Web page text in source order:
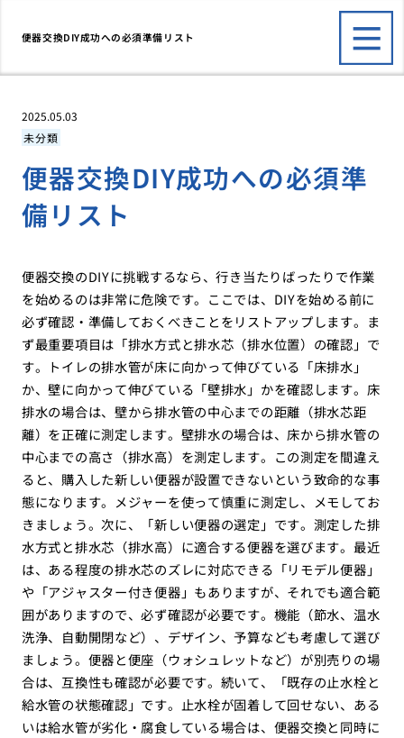
便器交換DIY成功への必須準備リスト
2025.05.03
未分類
便器交換DIY成功への必須準
備リスト
便器交換のDIYに挑戦するなら、行き当たりばったりで作業
を始めるのは非常に危険です。ここでは、DIYを始める前に
必ず確認・準備しておくべきことをリストアップします。ま
ず最重要項目は「排水方式と排水芯（排水位置）の確認」で
す。トイレの排水管が床に向かって伸びている「床排水」
か、壁に向かって伸びている「壁排水」かを確認します。床
排水の場合は、壁から排水管の中心までの距離（排水芯距
離）を正確に測定します。壁排水の場合は、床から排水管の
中心までの高さ（排水高）を測定します。この測定を間違え
ると、購入した新しい便器が設置できないという致命的な事
態になります。メジャーを使って慎重に測定し、メモしてお
きましょう。次に、「新しい便器の選定」です。測定した排
水方式と排水芯（排水高）に適合する便器を選びます。最近
は、ある程度の排水芯のズレに対応できる「リモデル便器」
や「アジャスター付き便器」もありますが、それでも適合範
囲がありますので、必ず確認が必要です。機能（節水、温水
洗浄、自動開閉など）、デザイン、予算なども考慮して選び
ましょう。便器と便座（ウォシュレットなど）が別売りの場
合は、互換性も確認が必要です。続いて、「既存の止水栓と
給水管の状態確認」です。止水栓が固着して回せない、ある
いは給水管が劣化・腐食している場合は、便器交換と同時に